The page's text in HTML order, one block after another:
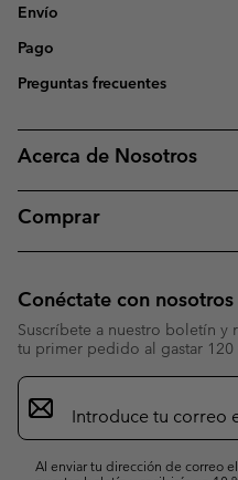
Envío
Pago
Preguntas frecuentes
Acerca de Nosotros
Comprar
Conéctate con nosotros
Suscríbete a nuestro boletín y
tu primer pedido al gastar
Suscripción
de
correo
Al enviar tu dirección de correo